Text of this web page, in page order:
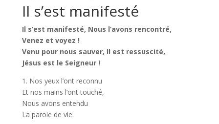
Il s’est manifesté
Il s’est manifesté, Nous l’avons rencontré,
Venez et voyez !
Venu pour nous sauver, Il est ressuscité,
Jésus est le Seigneur !
1. Nos yeux l’ont reconnu
Et nos mains l’ont touché,
Nous avons entendu
La parole de vie.